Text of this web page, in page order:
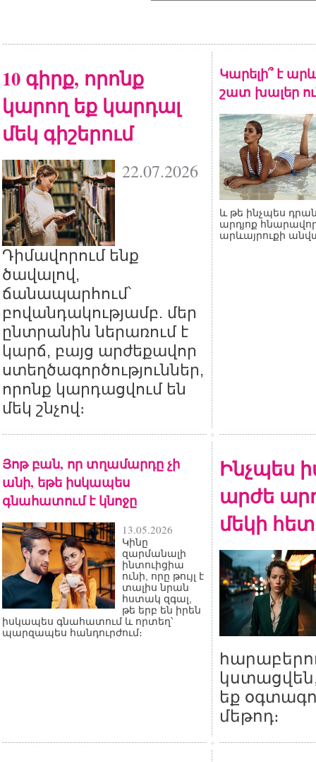
10 գիրք, որոնք
կարող եք կարդալ
մեկ գիշերում
22.07.2026
Դիմավորում ենք
ծավալով,
ճանապարհում՝
բովանդակությամբ. մեր
ընտրանին ներառում է
կարճ, բայց արժեքավոր
ստեղծագործություններ,
որոնք կարդացվում են
մեկ շնչով։
Կարելի՞ է
շատ խալեր
և թե ինչպես
արդյոք
արևայրուքի
Յոթ բան, որ տղամարդը չի
անի, եթե իսկապես
գնահատում է կնոջը
13.05.2026
Կինը
զարմանալի
ինտուիցիա
ունի, որը թույլ է
տալիս նրան
հստակ զգալ,
թե երբ են իրեն
իսկապես գնահատում և որտեղ՝
պարզապես հանդուրժում։
Ինչպես
արժե
մեկի
եք
մեթոդ։